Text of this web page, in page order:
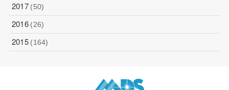
2017 (50)
2016 (26)
2015 (164)